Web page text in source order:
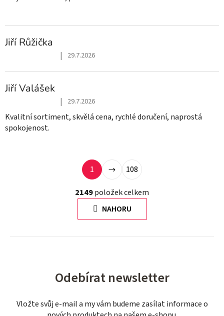
Jiří Růžička
Hodnocení obchodu je 5 z 5 hvězdiček.
| 29.7.2026
Jiří Valášek
Hodnocení obchodu je 5 z 5 hvězdiček.
| 29.7.2026
Kvalitní sortiment, skvělá cena, rychlé doručení, naprostá
spokojenost.
O
v
l
á
d
p
v
S
r
á
n
o
n
í
1 108
2149položek celkem
NAHORU
Odebírat newsletter
Vložte svůj e-mail a my vám budeme zasílat informace o